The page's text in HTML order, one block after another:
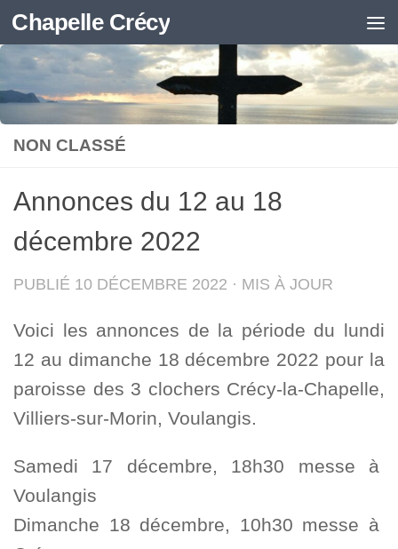
Skip to content
Chapelle Crécy
NON CLASSÉ
Annonces du 12 au 18
décembre 2022
PUBLIÉ 10 DÉCEMBRE 2022 · MIS À JOUR
Voici les annonces de la période du lundi
12 au dimanche 18 décembre 2022 pour la
paroisse des 3 clochers Crécy-la-Chapelle,
Villiers-sur-Morin, Voulangis.
Samedi 17 décembre, 18h30 messe à
Voulangis
Dimanche 18 décembre, 10h30 messe à